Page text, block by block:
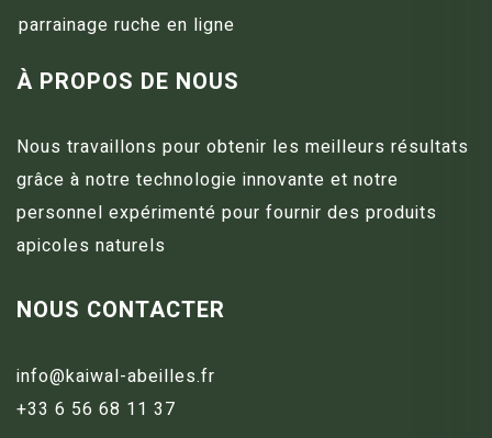
parrainage ruche en ligne
À PROPOS DE NOUS
Nous travaillons pour obtenir les meilleurs résultats
grâce à notre technologie innovante et notre
personnel expérimenté pour fournir des produits
apicoles naturels
NOUS CONTACTER
info@kaiwal-abeilles.fr
+33 6 56 68 11 37